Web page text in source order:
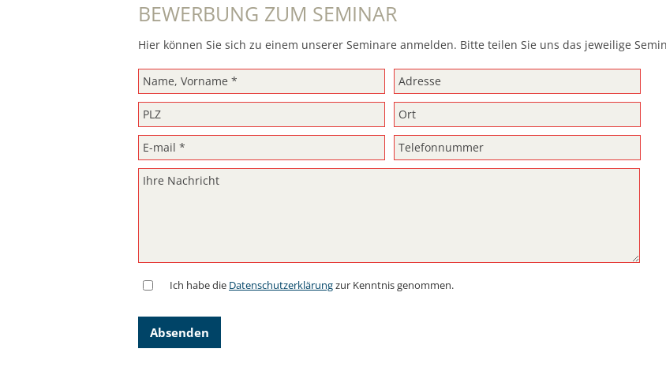
BEWERBUNG ZUM SEMINAR
Hier können Sie sich zu einem unserer Seminare anmelden. Bitte teilen Sie uns das jeweilige
Ich habe die Datenschutzerklärungzur Kenntnis genommen.
Absenden